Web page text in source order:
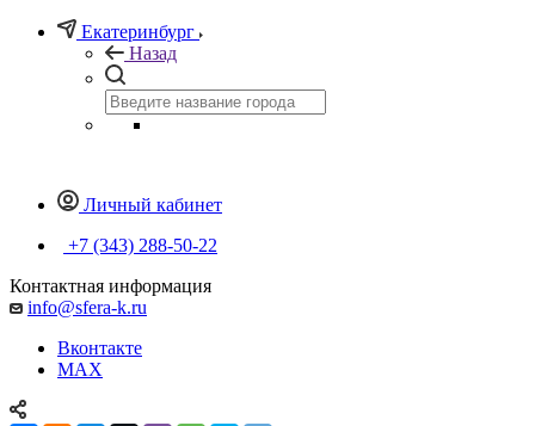
Екатеринбург
Назад
Личный кабинет
+7 (343) 288-50-22
Контактная информация
info@sfera-k.ru
Вконтакте
MAX